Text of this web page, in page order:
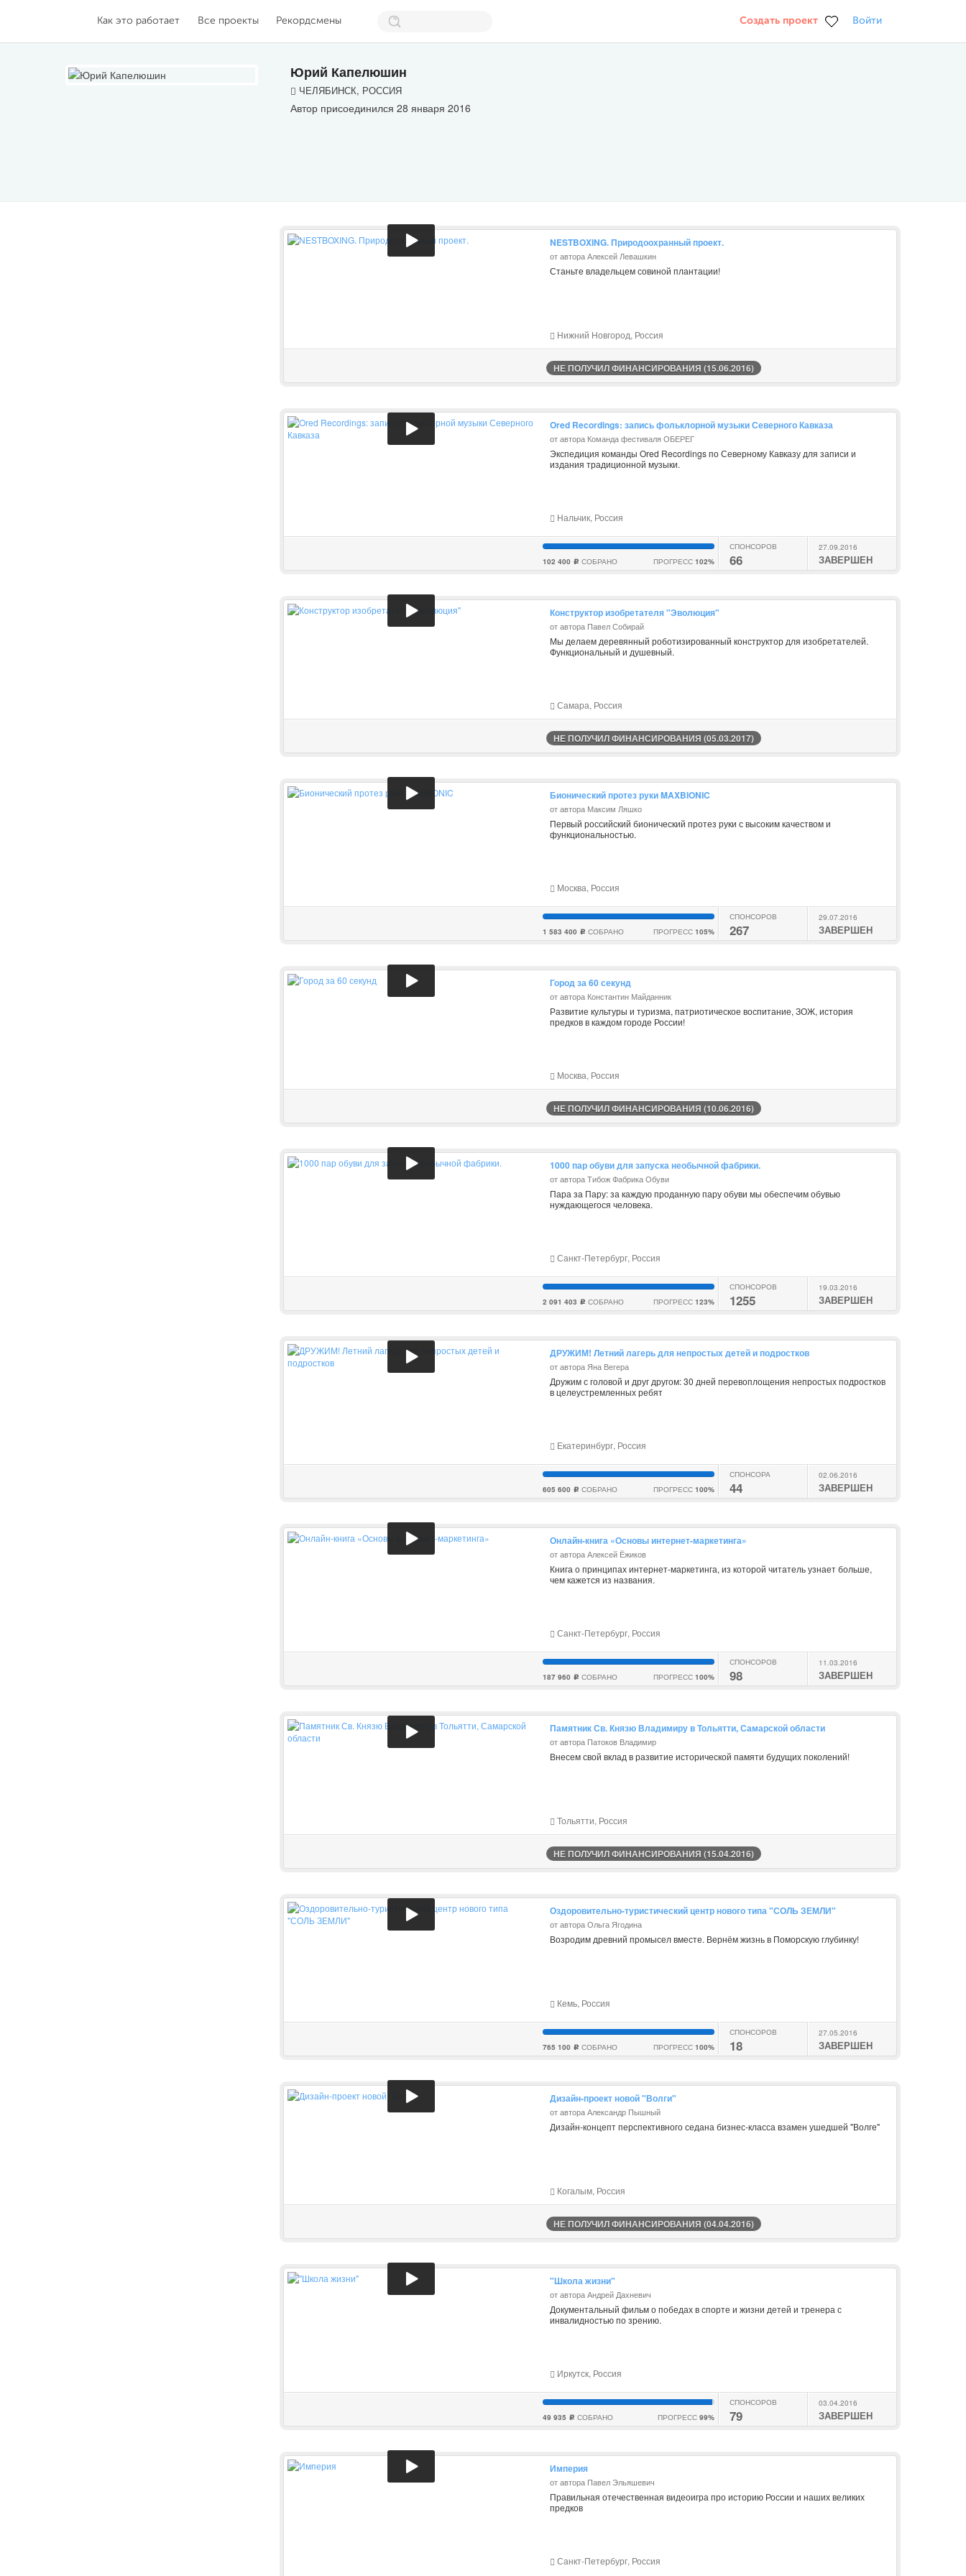
Как это работает Все проекты Рекордсмены Создать проект Войти
Юрий Капелюшин
ЧЕЛЯБИНСК, РОССИЯ
Автор присоединился 28 января 2016
NESTBOXING. Природоохранный проект.
от автора Алексей Левашкин
Станьте владельцем совиной плантации!
Нижний Новгород, Россия
НЕ ПОЛУЧИЛ ФИНАНСИРОВАНИЯ (15.06.2016)
Ored Recordings: запись фольклорной музыки Северного Кавказа
от автора Команда фестиваля ОБЕРЕГ
Экспедиция команды Ored Recordings по Северному Кавказу для записи и
издания традиционной музыки.
Нальчик, Россия
102 400 c СОБРАНО ПРОГРЕСС 102%
СПОНСОРОВ
66
27.09.2016
ЗАВЕРШЕН
Конструктор изобретателя "Эволюция"
от автора Павел Собирай
Мы делаем деревянный роботизированный конструктор для изобретателей.
Функциональный и душевный.
Самара, Россия
НЕ ПОЛУЧИЛ ФИНАНСИРОВАНИЯ (05.03.2017)
Бионический протез руки MAXBIONIC
от автора Максим Ляшко
Первый российский бионический протез руки с высоким качеством и
функциональностью.
Москва, Россия
1 583 400 c СОБРАНО ПРОГРЕСС 105%
СПОНСОРОВ
267
29.07.2016
ЗАВЕРШЕН
Город за 60 секунд
от автора Константин Майданник
Развитие культуры и туризма, патриотическое воспитание, ЗОЖ, история
предков в каждом городе России!
Москва, Россия
НЕ ПОЛУЧИЛ ФИНАНСИРОВАНИЯ (10.06.2016)
1000 пар обуви для запуска необычной фабрики.
от автора Тибож Фабрика Обуви
Пара за Пару: за каждую проданную пару обуви мы обеспечим обувью
нуждающегося человека.
Санкт-Петербург, Россия
2 091 403 c СОБРАНО ПРОГРЕСС 123%
СПОНСОРОВ
1255
19.03.2016
ЗАВЕРШЕН
ДРУЖИМ! Летний лагерь для непростых детей и подростков
от автора Яна Вегера
Дружим с головой и друг другом: 30 дней перевоплощения непростых подростков
в целеустремленных ребят
Екатеринбург, Россия
605 600 c СОБРАНО ПРОГРЕСС 100%
СПОНСОРА
44
02.06.2016
ЗАВЕРШЕН
Онлайн-книга «Основы интернет-маркетинга»
от автора Алексей Ёжиков
Книга о принципах интернет-маркетинга, из которой читатель узнает больше,
чем кажется из названия.
Санкт-Петербург, Россия
187 960 c СОБРАНО ПРОГРЕСС 100%
СПОНСОРОВ
98
11.03.2016
ЗАВЕРШЕН
Памятник Св. Князю Владимиру в Тольятти, Самарской области
от автора Патоков Владимир
Внесем свой вклад в развитие исторической памяти будущих поколений!
Тольятти, Россия
НЕ ПОЛУЧИЛ ФИНАНСИРОВАНИЯ (15.04.2016)
Оздоровительно-туристический центр нового типа "СОЛЬ ЗЕМЛИ"
от автора Ольга Ягодина
Возродим древний промысел вместе. Вернём жизнь в Поморскую глубинку!
Кемь, Россия
765 100 c СОБРАНО ПРОГРЕСС 100%
СПОНСОРОВ
18
27.05.2016
ЗАВЕРШЕН
Дизайн-проект новой "Волги"
от автора Александр Пышный
Дизайн-концепт перспективного седана бизнес-класса взамен ушедшей "Волге"
Когалым, Россия
НЕ ПОЛУЧИЛ ФИНАНСИРОВАНИЯ (04.04.2016)
"Школа жизни"
от автора Андрей Дахневич
Документальный фильм о победах в спорте и жизни детей и тренера с
инвалидностью по зрению.
Иркутск, Россия
49 935 c СОБРАНО ПРОГРЕСС 99%
СПОНСОРОВ
79
03.04.2016
ЗАВЕРШЕН
Империя
от автора Павел Эльяшевич
Правильная отечественная видеоигра про историю России и наших великих
предков
Санкт-Петербург, Россия